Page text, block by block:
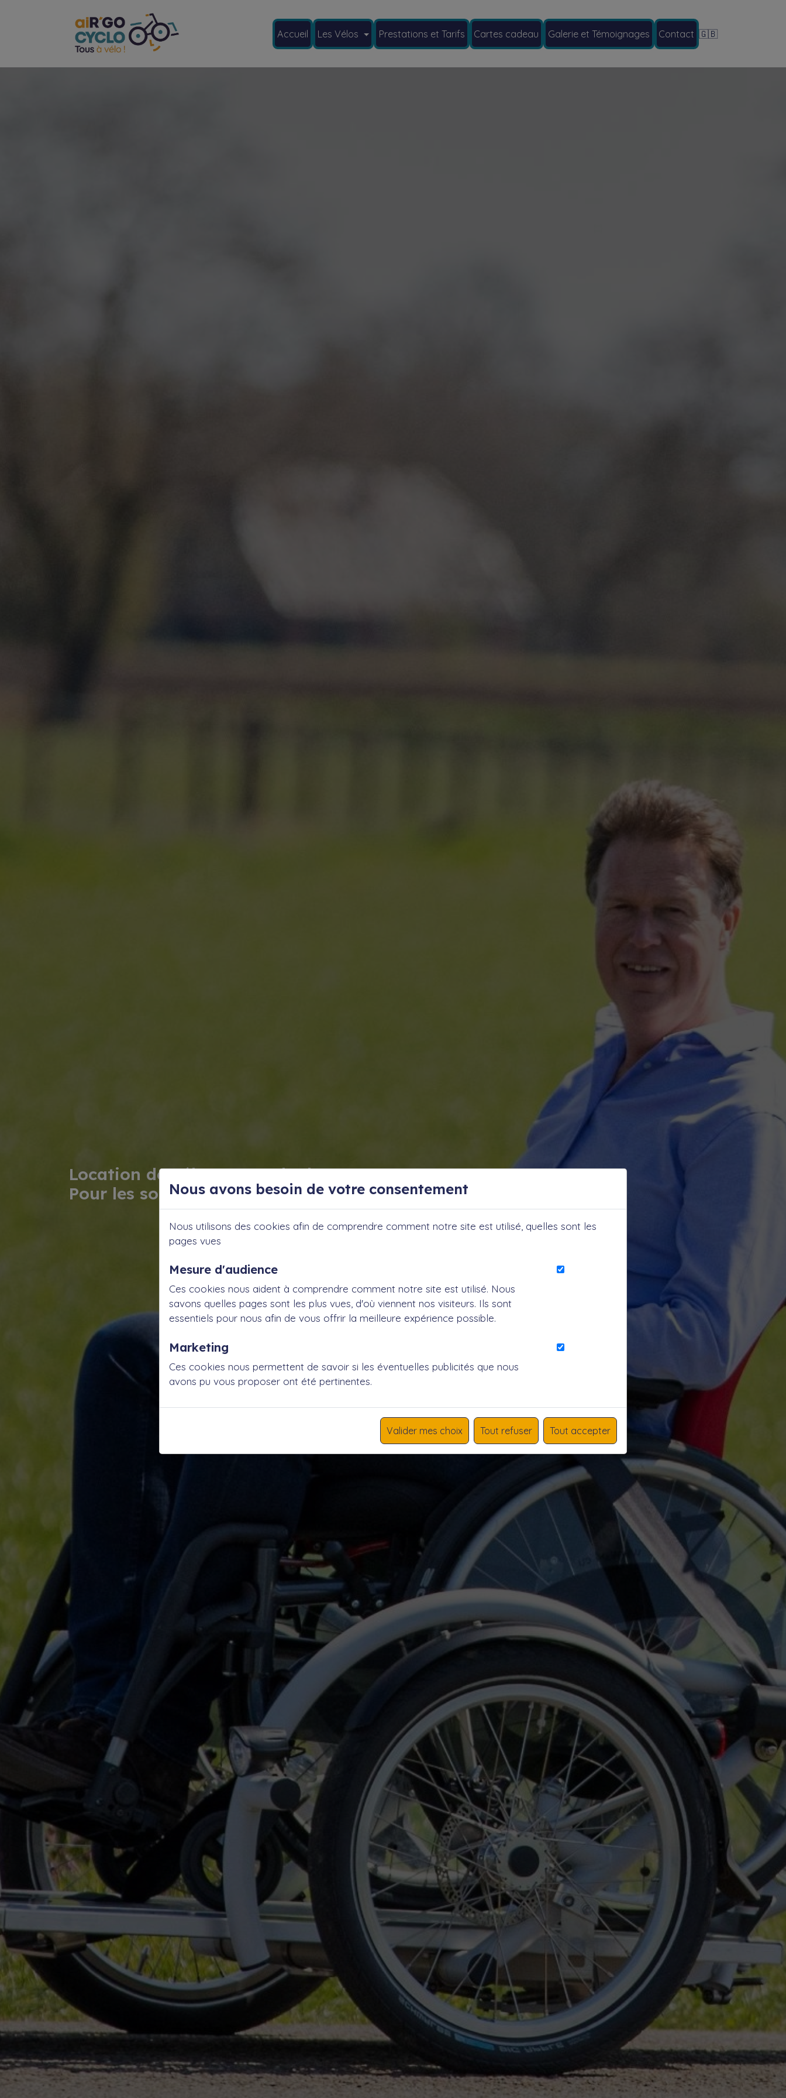
Accueil Les Vélos Prestations et Tarifs Cartes cadeau Galerie et Témoignages Contact 🇬🇧
Location de Vélo PMR "VeloPlus"
Pour les sorties avec fauteuil
Nous avons besoin de votre consentement
Nous utilisons des cookies afin de comprendre comment notre site est utilisé, quelles sont les
pages vues
Mesure d'audience
Ces cookies nous aident à comprendre comment notre site est utilisé. Nous
savons quelles pages sont les plus vues, d'où viennent nos visiteurs. Ils sont
essentiels pour nous afin de vous offrir la meilleure expérience possible.
Marketing
Ces cookies nous permettent de savoir si les éventuelles publicités que nous
avons pu vous proposer ont été pertinentes.
Valider mes choix Tout refuser Tout accepter